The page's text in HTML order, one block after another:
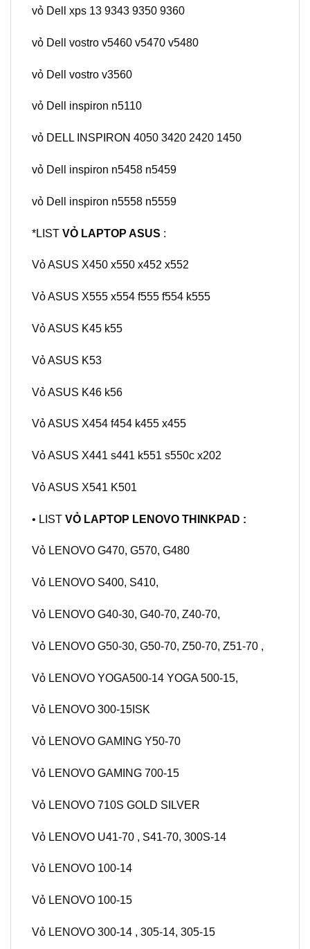
vỏ Dell xps 13 9343 9350 9360
vỏ Dell vostro v5460 v5470 v5480
vỏ Dell vostro v3560
vỏ Dell inspiron n5110
vỏ DELL INSPIRON 4050 3420 2420 1450
vỏ Dell inspiron n5458 n5459
vỏ Dell inspiron n5558 n5559
*LIST VỎ LAPTOP ASUS :
Vỏ ASUS X450 x550 x452 x552
Vỏ ASUS X555 x554 f555 f554 k555
Vỏ ASUS K45 k55
Vỏ ASUS K53
Vỏ ASUS K46 k56
Vỏ ASUS X454 f454 k455 x455
Vỏ ASUS X441 s441 k551 s550c x202
Vỏ ASUS X541 K501
• LIST VỎ LAPTOP LENOVO THINKPAD :
Vỏ LENOVO G470, G570, G480
Vỏ LENOVO S400, S410,
Vỏ LENOVO G40-30, G40-70, Z40-70,
Vỏ LENOVO G50-30, G50-70, Z50-70, Z51-70 ,
Vỏ LENOVO YOGA500-14 YOGA 500-15,
Vỏ LENOVO 300-15ISK
Vỏ LENOVO GAMING Y50-70
Vỏ LENOVO GAMING 700-15
Vỏ LENOVO 710S GOLD SILVER
Vỏ LENOVO U41-70 , S41-70, 300S-14
Vỏ LENOVO 100-14
Vỏ LENOVO 100-15
Vỏ LENOVO 300-14 , 305-14, 305-15